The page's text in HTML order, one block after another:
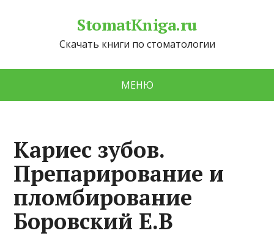
StomatKniga.ru
Скачать книги по стоматологии
МЕНЮ
Кариес зубов.
Препарирование и
пломбирование
Боровский Е.В